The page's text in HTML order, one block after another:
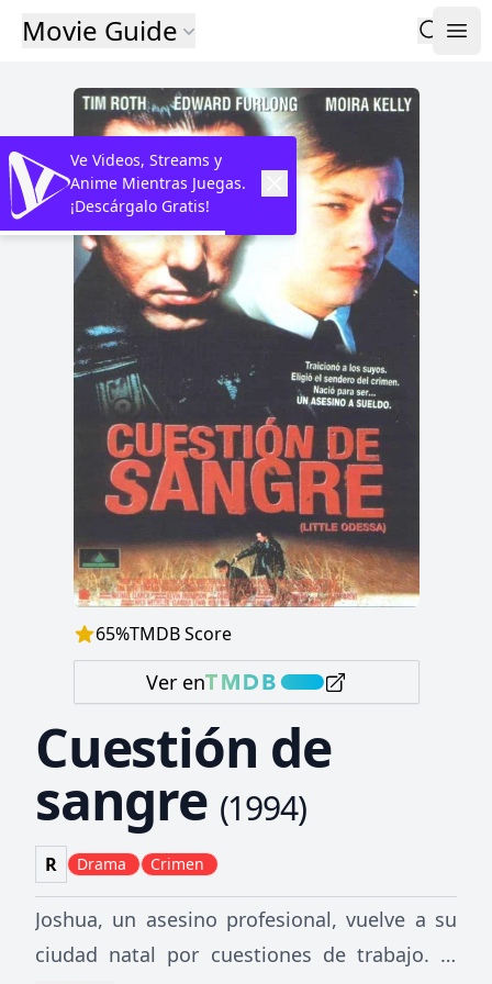
Movie Guide
65%TMDB Score
Ver en
Cuestión de
sangre (1994)
R Drama Crimen
Joshua, un asesino profesional, vuelve a su
ciudad natal por cuestiones de trabajo. El
Ve Videos, Streams y
Anime Mientras Juegas.
¡Descárgalo Gratis!